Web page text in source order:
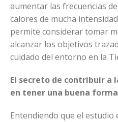
aumentar las frecuencias
calores de mucha
permite considerar tomar
alcanzar los objetivos
cuidado del entorno en la
El secreto de contribuir a
en tener una buena
Entendiendo que el